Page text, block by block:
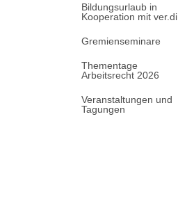
Bildungsurlaub in
Kooperation mit ver.di
Gremienseminare
Thementage
Arbeitsrecht 2026
Veranstaltungen und
Tagungen